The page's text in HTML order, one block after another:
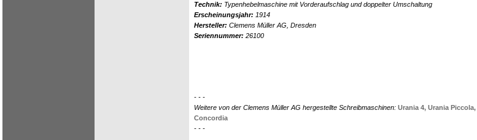
Technik: Typenhebelmaschine mit Vorderaufschlag und doppelter Umschaltung
Erscheinungsjahr: 1914
Hersteller: Clemens Müller AG, Dresden
Seriennummer: 26100
- - -
Weitere von der Clemens Müller AG hergestellte Schreibmaschinen: Urania 4, Urania Piccola,
Concordia
- - -